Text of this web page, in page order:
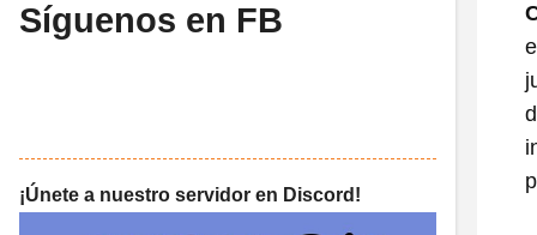
Síguenos en FB
¡Únete a nuestro servidor en Discord!